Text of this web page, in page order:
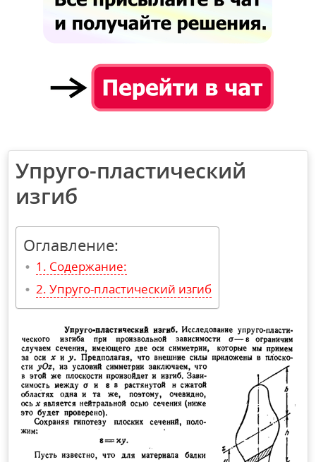
Упруго-пластический
изгиб
Оглавление:
Содержание:
Упруго-пластический изгиб